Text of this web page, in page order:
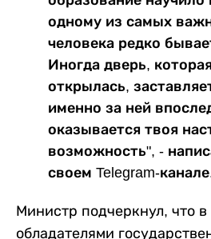
одному из самых
человека редко
Иногда дверь,
открылась,
именно за ней
оказывается твоя
возможность", -
своем Telegram-
Министр подчеркнул, что в
обладателями